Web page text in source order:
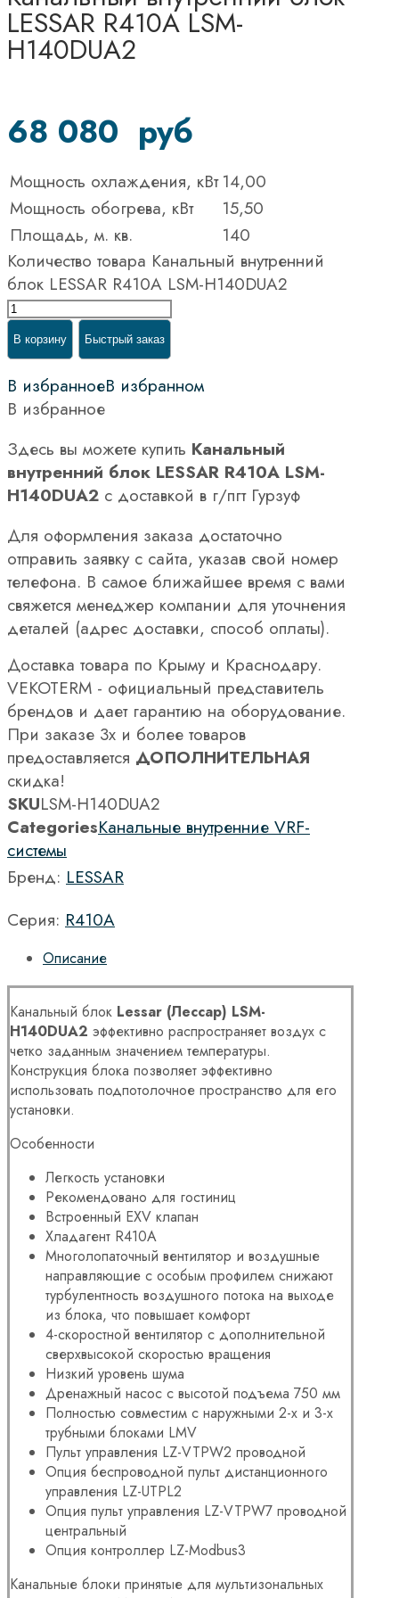
LESSAR R410A LSM-
H140DUA2
68 080 руб
Мощность охлаждения, кВт 14,00
Мощность обогрева, кВт
15,50
Площадь, м. кв.
140
Количество товара Канальный внутренний
блок LESSAR R410A LSM-H140DUA2
В корзину Быстрый заказ
В избранноеВ избранном
В избранное
Здесь вы можете купить Канальный
внутренний блок LESSAR R410A LSM-
H140DUA2 с доставкой в г/пгт Гурзуф
Для оформления заказа достаточно
отправить заявку с сайта, указав свой номер
телефона. В самое ближайшее время с вами
свяжется менеджер компании для уточнения
деталей (адрес доставки, способ оплаты).
Доставка товара по Крыму и Краснодару.
VEKOTERM - официальный представитель
брендов и дает гарантию на оборудование.
При заказе 3х и более товаров
предоставляется ДОПОЛНИТЕЛЬНАЯ
скидка!
SKULSM-H140DUA2
CategoriesКанальные внутренние VRF-
системы
Бренд: LESSAR
Серия: R410A
Описание
Канальный блок Lessar (Лессар) LSM-
H140DUA2 эффективно распространяет воздух с
четко заданным значением температуры.
Конструкция блока позволяет эффективно
использовать подпотолочное пространство для его
установки.
Особенности
Легкость установки
Рекомендовано для гостиниц
Встроенный EXV клапан
Хладагент R410A
Многолопаточный вентилятор и воздушные
направляющие с особым профилем снижают
турбулентность воздушного потока на выходе
из блока, что повышает комфорт
4-скоростной вентилятор с дополнительной
сверхвысокой скоростью вращения
Низкий уровень шума
Дренажный насос с высотой подъема 750 мм
Полностью совместим с наружными 2-х и 3-х
трубными блоками LMV
Пульт управления LZ-VTPW2 проводной
Опция беспроводной пульт дистанционного
управления LZ-UTPL2
Опция пульт управления LZ-VTPW7 проводной
центральный
Опция контроллер LZ-Modbus3
Канальные блоки принятые для мультизональных